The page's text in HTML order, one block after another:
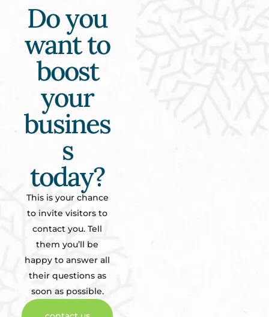
Do you
want to
boost
your
busines
s
today?
This is your chance
to invite visitors to
contact you. Tell
them you’ll be
happy to answer all
their questions as
soon as possible.